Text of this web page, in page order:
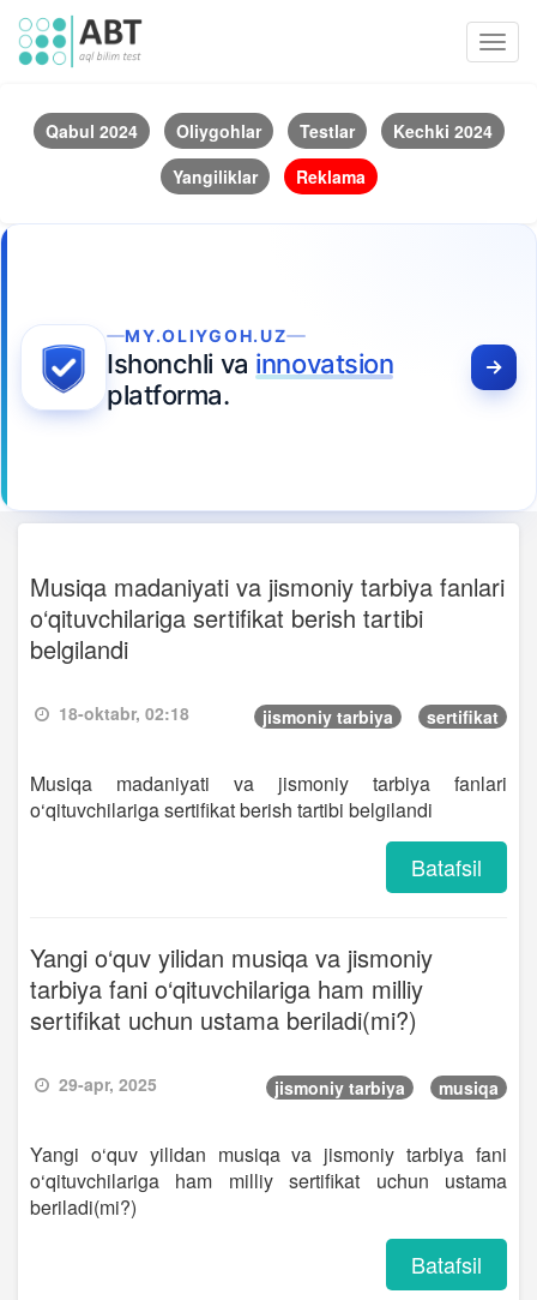
Qabul 2024 Oliygohlar Testlar
Kechki 2024
Yangiliklar
Reklama
MY.OLIYGOH.UZ
Ishonchli va innovatsion
platforma.
Musiqa madaniyati va jismoniy tarbiya fanlari
o‘qituvchilariga sertifikat berish tartibi
belgilandi
18-oktabr, 02:18 jismoniy tarbiya sertifikat
Musiqa madaniyati va jismoniy tarbiya fanlari
o‘qituvchilariga sertifikat berish tartibi belgilandi
Batafsil
Yangi o‘quv yilidan musiqa va jismoniy
tarbiya fani o‘qituvchilariga ham milliy
sertifikat uchun ustama beriladi(mi?)
29-apr, 2025 jismoniy tarbiya musiqa
Yangi o‘quv yilidan musiqa va jismoniy tarbiya fani
o‘qituvchilariga ham milliy sertifikat uchun ustama
beriladi(mi?)
Batafsil